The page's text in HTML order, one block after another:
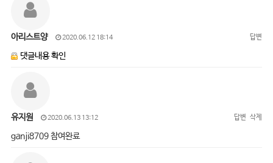
아리스트양 2020.06.12 18:14 답변
댓글내용 확인
유지원 2020.06.13 13:12 답변 삭제
ganji8709 참여완료